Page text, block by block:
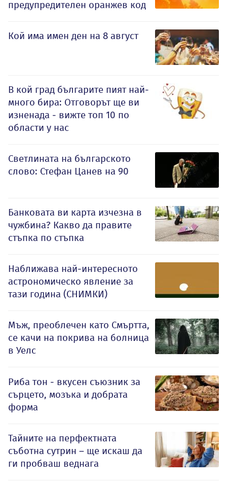
предупредителен оранжев код
Кой има имен ден на 8 август
В кой град българите пият най-
много бира: Отговорът ще ви
изненада - вижте топ 10 по
области у нас
Светлината на българското
слово: Стефан Цанев на 90
Банковата ви карта изчезна в
чужбина? Какво да правите
стъпка по стъпка
Наближава най-интересното
астрономическо явление за
тази година (СНИМКИ)
Мъж, преоблечен като Смъртта,
се качи на покрива на болница
в Уелс
Риба тон - вкусен съюзник за
сърцето, мозъка и добрата
форма
Тайните на перфектната
съботна сутрин – ще искаш да
ги пробваш веднага